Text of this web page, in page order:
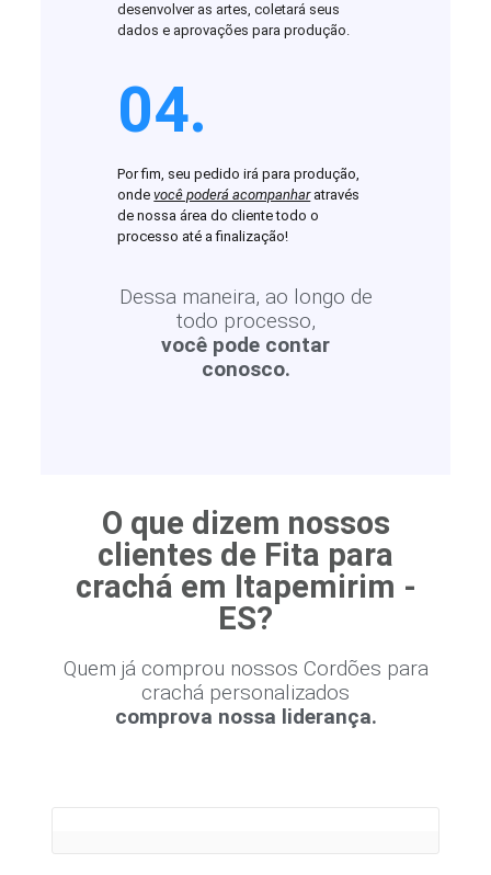
desenvolver as artes, coletará seus
dados e aprovações para produção.
04.
Por fim, seu pedido irá para produção,
ondevocê poderá acompanharatravés
de nossa área do cliente todo o
processo até a finalização!
Dessa maneira, ao longo de
todo processo,
você pode contar
conosco.
O que dizem nossos
clientes de Fita para
crachá em Itapemirim -
ES?
Quem já comprou nossos Cordões para
crachá personalizados
comprova nossa liderança.